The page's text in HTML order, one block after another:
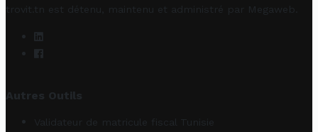
trovit.tn est détenu, maintenu et administré par Megaweb
Autres Outils
Validateur de matricule fiscal Tunisie